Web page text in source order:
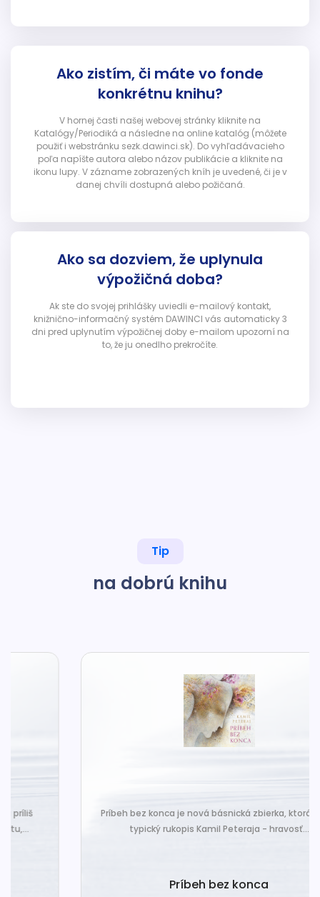
Ako zistím, či máte vo fonde
konkrétnu knihu?
V hornej časti našej webovej stránky kliknite na
Katalógy/Periodiká a následne na online katalóg (môžete
použiť i webstránku sezk.dawinci.sk). Do vyhľadávacieho
poľa napíšte autora alebo názov publikácie a kliknite na
ikonu lupy. V zázname zobrazených kníh je uvedené, či je v
danej chvíli dostupná alebo požičaná.
Ako sa dozviem, že uplynula
výpožičná doba?
Ak ste do svojej prihlášky uviedli e-mailový kontakt,
knižnično-informačný systém DAWINCI vás automaticky 3
dni pred uplynutím výpožičnej doby e-mailom upozorní na
to, že ju onedlho prekročíte.
Tip
na dobrú knihu
Príbeh bez konca je nová básnická zbierka, ktorá nesie
typický rukopis Kamil Peteraja - hravosť...
Príbeh bez konca